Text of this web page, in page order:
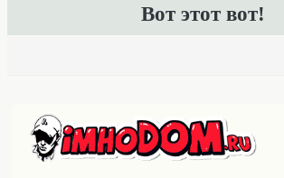
Вот этот вот!